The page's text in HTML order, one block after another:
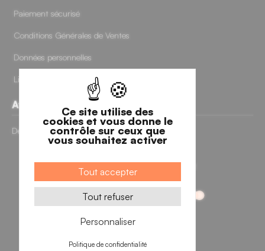
Ce site utilise des
cookies et vous donne le
contrôle sur ceux que
vous souhaitez activer
Tout accepter
Tout refuser
Personnaliser
Politique de confidentialité
Paiement sécurisé
Conditions Générales de Ventes
Données personnelles
Livraisons et retours
Avis clients
Découvrir nos avis clients